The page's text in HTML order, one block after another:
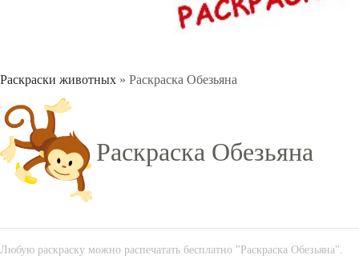
Раскраски животных » Раскраска Обезьяна
Раскраска Обезьяна
Любую раскраску можно распечатать бесплатно "Раскраска Обезьяна".